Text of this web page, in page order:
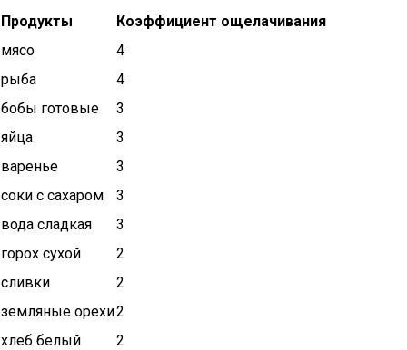
Продукты
Коэффициент ощелачивания
мясо
4
рыба
4
бобы готовые
3
яйца
3
варенье
3
соки с сахаром
3
вода сладкая
3
горох сухой
2
сливки
2
земляные орехи2
хлеб белый
2